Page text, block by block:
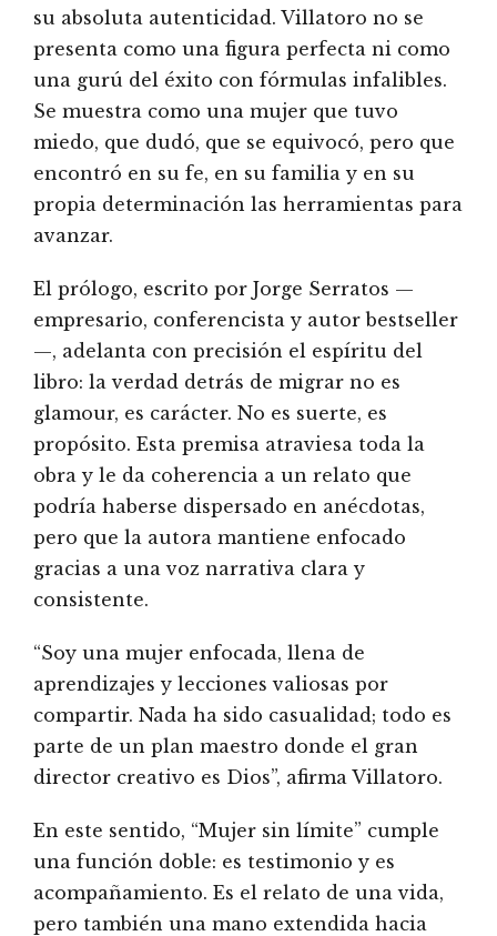
su absoluta autenticidad. Villatoro no se
presenta como una figura perfecta ni como
una gurú del éxito con fórmulas infalibles.
Se muestra como una mujer que tuvo
miedo, que dudó, que se equivocó, pero que
encontró en su fe, en su familia y en su
propia determinación las herramientas para
avanzar.
El prólogo, escrito por Jorge Serratos —
empresario, conferencista y autor bestseller
—, adelanta con precisión el espíritu del
libro: la verdad detrás de migrar no es
glamour, es carácter. No es suerte, es
propósito. Esta premisa atraviesa toda la
obra y le da coherencia a un relato que
podría haberse dispersado en anécdotas,
pero que la autora mantiene enfocado
gracias a una voz narrativa clara y
consistente.
“Soy una mujer enfocada, llena de
aprendizajes y lecciones valiosas por
compartir. Nada ha sido casualidad; todo es
parte de un plan maestro donde el gran
director creativo es Dios”, afirma Villatoro.
En este sentido, “Mujer sin límite” cumple
una función doble: es testimonio y es
acompañamiento. Es el relato de una vida,
pero también una mano extendida hacia